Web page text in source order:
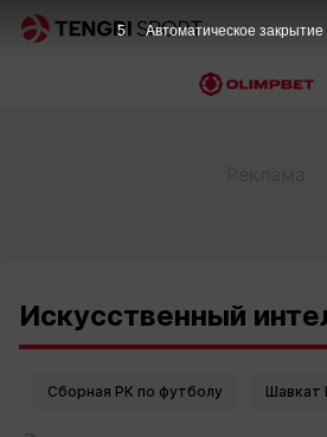
Искусственный
Сборная РК по футболу Шавкат
5 Автоматическое